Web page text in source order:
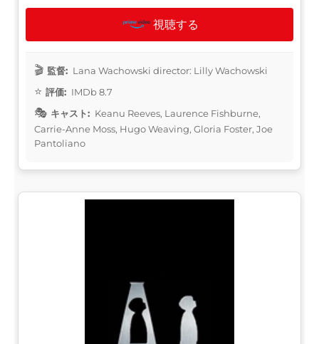
視聴する
監督: Lana Wachowski director: Lilly Wachowski
評価: IMDb 8.7
キャスト: Keanu Reeves, Laurence Fishburne,
Carrie-Anne Moss, Hugo Weaving, Gloria Foster, Joe
Pantoliano